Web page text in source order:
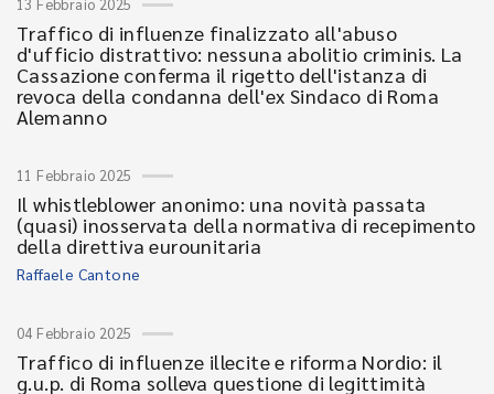
13 Febbraio 2025
Traffico di influenze finalizzato all'abuso
d'ufficio distrattivo: nessuna abolitio criminis. La
Cassazione conferma il rigetto dell'istanza di
revoca della condanna dell'ex Sindaco di Roma
Alemanno
11 Febbraio 2025
Il whistleblower anonimo: una novità passata
(quasi) inosservata della normativa di recepimento
della direttiva eurounitaria
Raffaele Cantone
04 Febbraio 2025
Traffico di influenze illecite e riforma Nordio: il
g.u.p. di Roma solleva questione di legittimità